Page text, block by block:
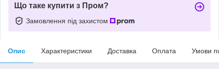
Що таке купити з Пром?
Замовлення під захистом
Опис Характеристики Доставка Оплата Умови